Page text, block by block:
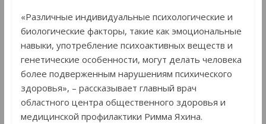
«Различные индивидуальные психологические и
биологические факторы, такие как эмоциональные
навыки, употребление психоактивных веществ и
генетические особенности, могут делать человека
более подверженным нарушениям психического
здоровья», – рассказывает главный врач
областного центра общественного здоровья и
медицинской профилактики Римма Яхина.